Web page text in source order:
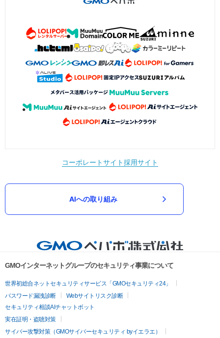
コーポレートサイト採用サイト
AIへの取り組み
GMOインターネットグループのセキュリティ事業について
世界初総合ネットセキュリティサービス「GMOセキュリティ24」
パスワード漏洩診断
Webサイトリスク診断
セキュリティ相談AIチャットボット
実在証明・盗聴対策
サイバー攻撃対策（GMOサイバーセキュリティ byイエラエ）